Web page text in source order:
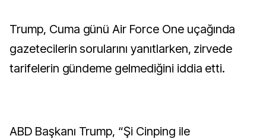
Trump, Cuma günü Air Force One uçağında
gazetecilerin sorularını yanıtlarken, zirvede
tarifelerin gündeme gelmediğini iddia etti.
ABD Başkanı Trump, “Şi Cinping ile